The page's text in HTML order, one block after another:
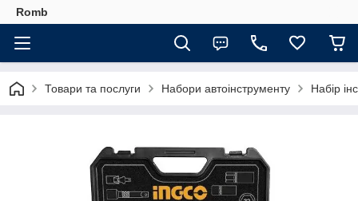
Romb
Товари та послуги Набори автоінструменту Набір